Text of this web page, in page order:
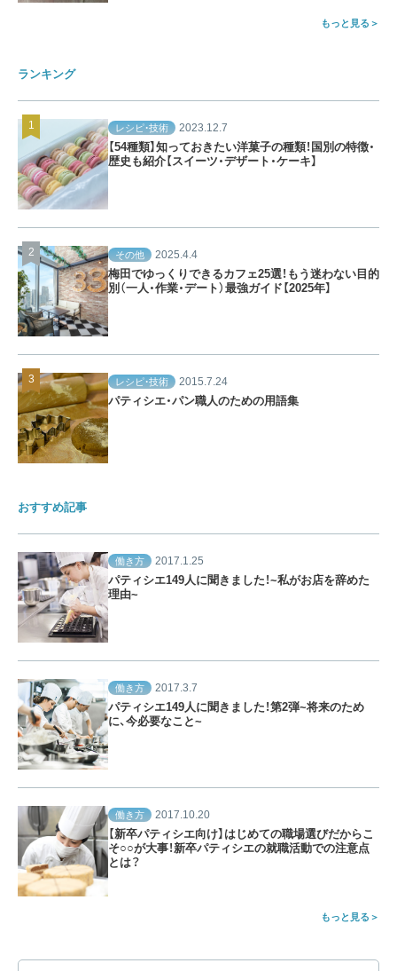
もっと見る
ランキング
レシピ・技術 2023.12.7
【54種類】知っておきたい洋菓子の種類！国別の特徴・
歴史も紹介【スイーツ・デザート・ケーキ】
その他 2025.4.4
梅田でゆっくりできるカフェ25選！もう迷わない目的
別（一人・作業・デート）最強ガイド【2025年】
レシピ・技術 2015.7.24
パティシエ・パン職人のための用語集
おすすめ記事
働き方 2017.1.25
パティシエ149人に聞きました！~私がお店を辞めた
理由~
働き方 2017.3.7
パティシエ149人に聞きました！第2弾~将来のため
に、今必要なこと~
働き方 2017.10.20
【新卒パティシエ向け】はじめての職場選びだからこ
そ○○が大事！新卒パティシエの就職活動での注意点
とは？
もっと見る